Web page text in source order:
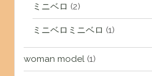
ミニベロ (2)
ミニベロミニベロ (1)
woman model(1)